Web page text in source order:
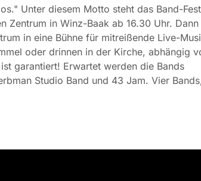
Unter diesem Motto steht das Band-
Zentrum in Winz-Baak ab 16.30 Uhr. Dann
in eine Bühne für mitreißende Live-
oder drinnen in der Kirche, abhängig
garantiert! Erwartet werden die Bands
Studio Band und 43 Jam. Vier